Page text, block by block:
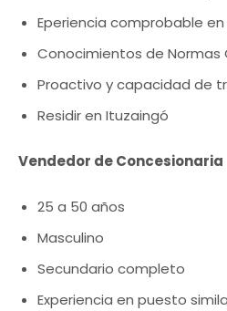
Eperiencia comprobable
Conocimientos de Normas
Proactivo y capacidad de
Residir en Ituzaingó
Vendedor de Concesionaria
25 a 50 años
Masculino
Secundario completo
Experiencia en puesto